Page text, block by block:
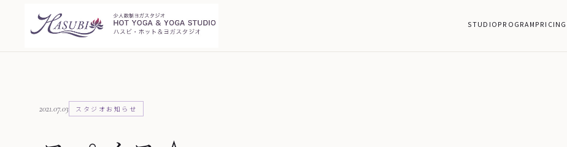
STUDIO PROGRAM PRICING
2021.07.03 スタジオお知らせ